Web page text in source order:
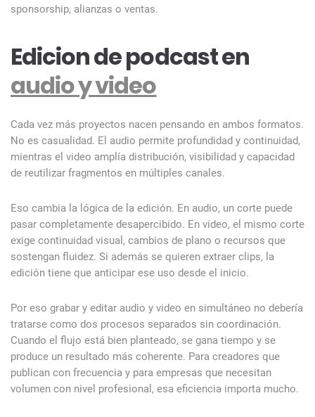
sponsorship, alianzas o ventas.
Edicion de podcast en
audio y video
Cada vez más proyectos nacen pensando en ambos formatos.
No es casualidad. El audio permite profundidad y continuidad,
mientras el video amplía distribución, visibilidad y capacidad
de reutilizar fragmentos en múltiples canales.
Eso cambia la lógica de la edición. En audio, un corte puede
pasar completamente desapercibido. En video, el mismo corte
exige continuidad visual, cambios de plano o recursos que
sostengan fluidez. Si además se quieren extraer clips, la
edición tiene que anticipar ese uso desde el inicio.
Por eso grabar y editar audio y video en simultáneo no debería
tratarse como dos procesos separados sin coordinación.
Cuando el flujo está bien planteado, se gana tiempo y se
produce un resultado más coherente. Para creadores que
publican con frecuencia y para empresas que necesitan
volumen con nivel profesional, esa eficiencia importa mucho.